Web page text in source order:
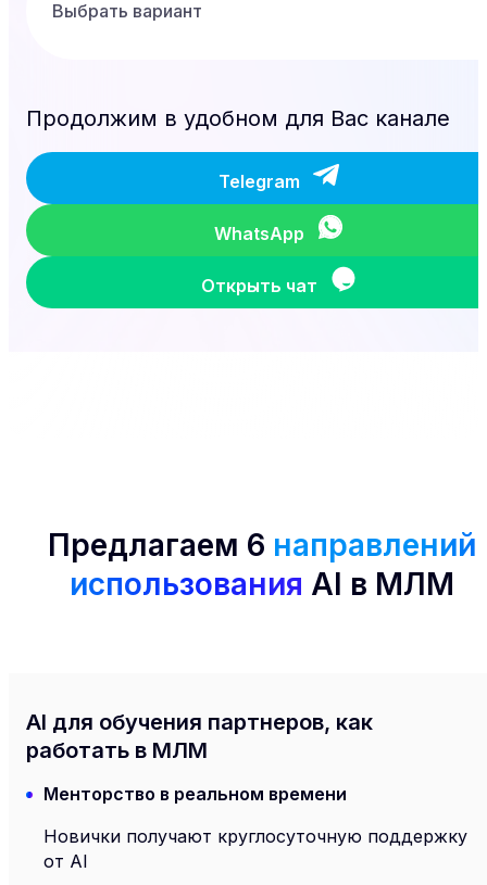
Продолжим в удобном для Вас канале
Telegram
WhatsApp
Открыть чат
Предлагаем 6 направлений
использования AI в МЛМ
AI для обучения партнеров, как
работать в МЛМ
Менторство в реальном времени
Новички получают круглосуточную поддержку
от AI